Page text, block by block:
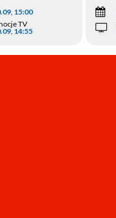
15:00
TV
14:55